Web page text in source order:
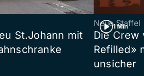
St.Johann mit
1 Min
Neue Staffel
Die Crew
Refilled»
unsicher